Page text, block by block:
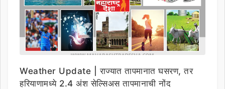
Weather Update | राज्यात तापमानात घसरण, तर
हरियाणामध्ये 2.4 अंश सेल्सिअस तापमानाची नोंद